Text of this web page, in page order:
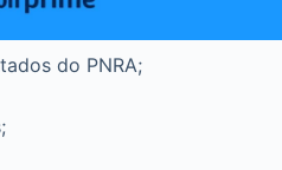
do PNRA;